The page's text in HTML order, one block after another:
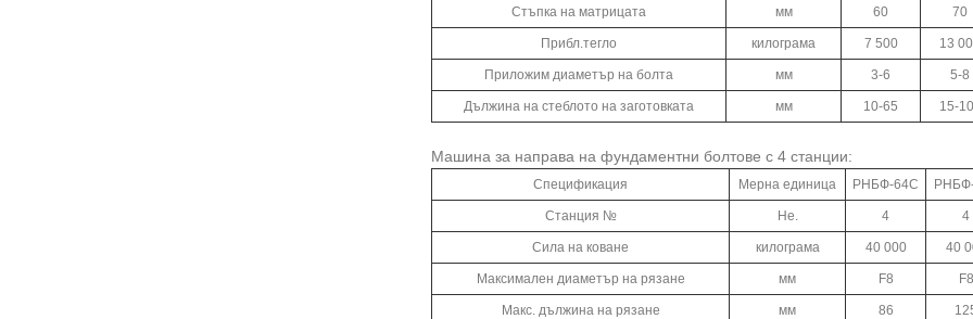
Стъпка на матрицата мм 60 70
Прибл.тегло килограма 7 500 13
Приложим диаметър на болта мм 3-6 5-8
Дължина на стеблото на заготовката мм 10-65 15-
Машина за направа на фундаментни болтове с 4 станции:
Спецификация Мерна единица РНБФ-64С
Станция № Не. 4 4
Сила на коване килограма 40 000 40
Максимален диаметър на рязане мм F8 F8
Макс. дължина на рязане мм 86